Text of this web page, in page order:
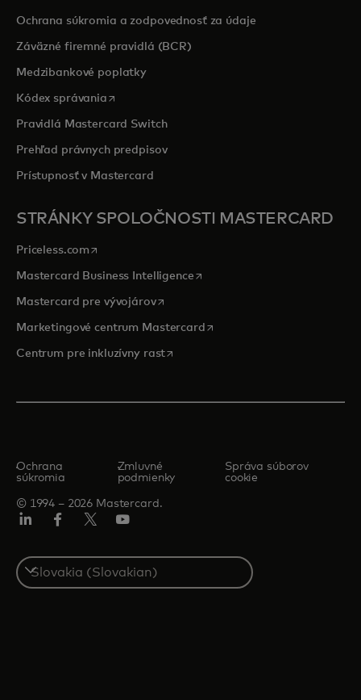
Ochrana súkromia a zodpovednosť za údaje
Záväzné firemné pravidlá (BCR)
Medzibankové poplatky
Kódex správaniaopens in a new tab
Pravidlá Mastercard Switch
Prehľad právnych predpisov
Prístupnosť v Mastercard
STRÁNKY SPOLOČNOSTI MASTERCARD
Priceless.com opens in a new tab
Mastercard Business Intelligenceopens in a new tab
Mastercard pre vývojárovopens in a new tab
Marketingové centrum Mastercardopens in a new tab
Centrum pre inkluzívny rastopens in a new tab
© 1994 – 2026 Mastercard.
Ochrana
súkromia
Zmluvné
podmienky
Správa súborov
cookie
Select
a
country